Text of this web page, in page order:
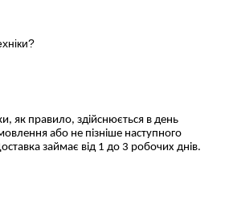
як правило, здійснюється в день
або не пізніше наступного
займає від 1 до 3 робочих днів.